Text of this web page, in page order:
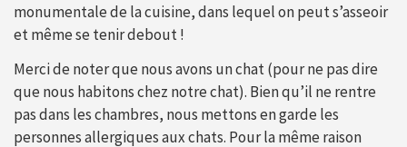
monumentale de la cuisine, dans lequel on peut s’asseoir
et même se tenir debout !
Merci de noter que nous avons un chat (pour ne pas dire
que nous habitons chez notre chat). Bien qu’il ne rentre
pas dans les chambres, nous mettons en garde les
personnes allergiques aux chats. Pour la même raison